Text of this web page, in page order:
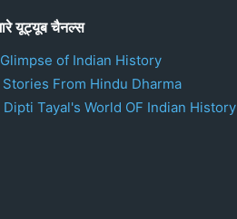
यूट्यूब चैनल्स
Glimpse of Indian History
Stories From Hindu Dharma
Dipti Tayal's World OF Indian History